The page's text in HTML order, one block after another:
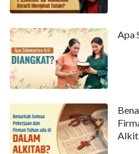
Apa